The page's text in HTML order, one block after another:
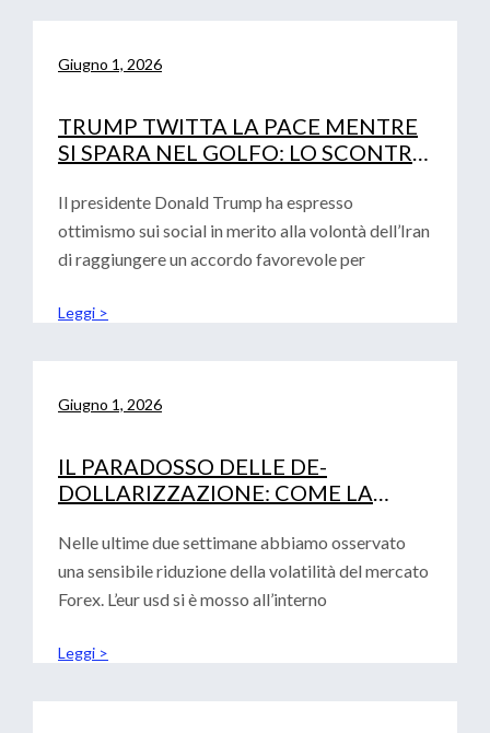
Giugno 1, 2026
TRUMP TWITTA LA PACE MENTRE
SI SPARA NEL GOLFO: LO SCONTRO
DI WARSH
Il presidente Donald Trump ha espresso
ottimismo sui social in merito alla volontà dell’Iran
di raggiungere un accordo favorevole per
Leggi >
Giugno 1, 2026
IL PARADOSSO DELLE DE-
DOLLARIZZAZIONE: COME LA
RAFFORZA IL BIGLIETTO VERDE
Nelle ultime due settimane abbiamo osservato
una sensibile riduzione della volatilità del mercato
Forex. L’eur usd si è mosso all’interno
Leggi >